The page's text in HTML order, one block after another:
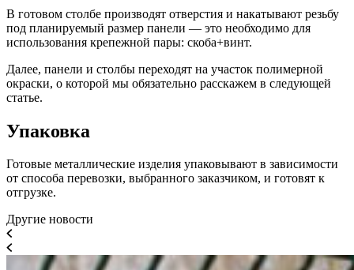
В готовом столбе производят отверстия и накатывают резьбу
под планируемый размер панели — это необходимо для
использования крепежной пары: скоба+винт.
Далее, панели и столбы переходят на участок полимерной
окраски, о которой мы обязательно расскажем в следующей
статье.
Упаковка
Готовые металлические изделия упаковывают в зависимости
от способа перевозки, выбранного заказчиком, и готовят к
отгрузке.
Другие новости